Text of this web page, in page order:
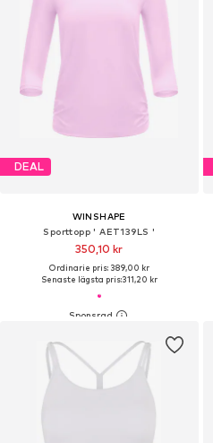
DEAL
WINSHAPE
Sporttopp ' AET139LS '
350,10 kr
Ordinarie pris: 389,00 kr
Senaste lägsta pris:311,20 kr